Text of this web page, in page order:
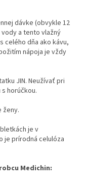
dávke (obvykle 12
a tento vlažný
celého dňa ako kávu,
nápoja je vždy
JIN. Neužívať pri
horúčkou.
ženy.
je v
je prírodná celulóza
Medichin: